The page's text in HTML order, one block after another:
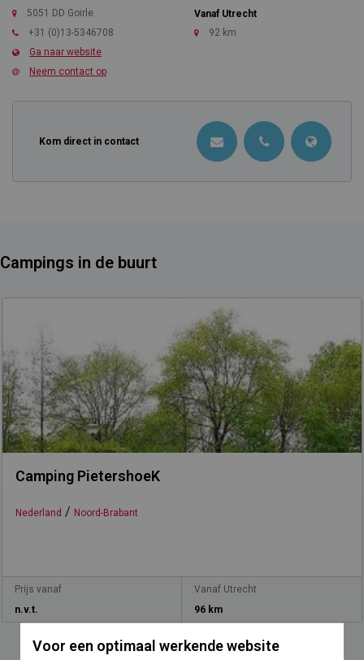
Voor een optimaal werkende website
5051 DD Goirle
+31 (0)13-5346708
Ga naar website
Neem contact op
Vanaf Utrecht
92 km
Kom direct in contact
Campings in de buurt
Camping PietershoeK
Nederland / Noord-Brabant
Prijs vanaf
n.v.t.
Vanaf Utrecht
96 km